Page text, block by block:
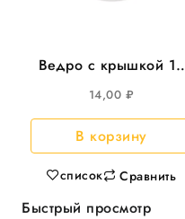
Ведро с крышкой 1л
круглое , d=131мм
300шт/уп
14,00 ₽
В корзину
список Сравнить
Быстрый просмотр